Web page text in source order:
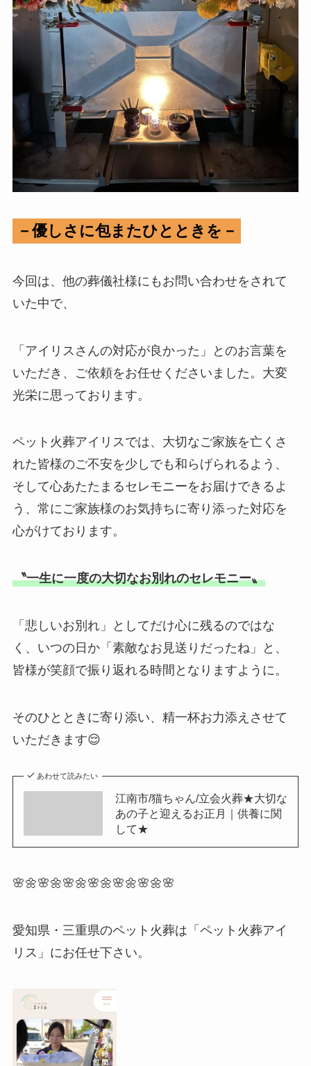
－優しさに包またひとときを－
今回は、他の葬儀社様にもお問い合わせをされて
いた中で、
「アイリスさんの対応が良かった」とのお言葉を
いただき、ご依頼をお任せくださいました。大変
光栄に思っております。
ペット火葬アイリスでは、大切なご家族を亡くさ
れた皆様のご不安を少しでも和らげられるよう、
そして心あたたまるセレモニーをお届けできるよ
う、常にご家族様のお気持ちに寄り添った対応を
心がけております。
〝一生に一度の大切なお別れのセレモニー〟
「悲しいお別れ」としてだけ心に残るのではな
く、いつの日か「素敵なお見送りだったね」と、
皆様が笑顔で振り返れる時間となりますように。
そのひとときに寄り添い、精一杯お力添えさせて
いただきます😌
あわせて読みたい
江南市/猫ちゃん/立会火葬★大切な
あの子と迎えるお正月｜供養に関
して★
🌸🌼🌸🌼🌸🌼🌸🌼🌸🌼🌸🌼🌸
愛知県・三重県のペット火葬は「ペット火葬アイ
リス」にお任せ下さい。